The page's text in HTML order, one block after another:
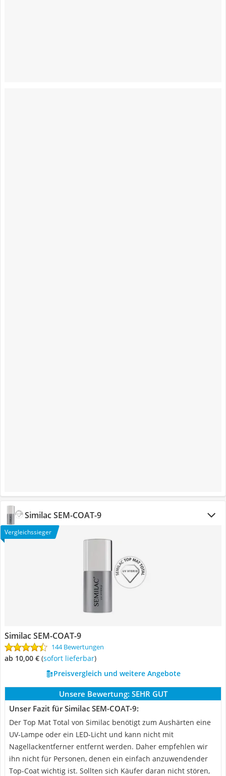
Similac SEM-COAT-9
Vergleichssieger
Similac SEM-COAT-9
144 Bewertungen
ab 10,00 € ( Sofort lieferbar)
Preisvergleich und weitere Angebote
Unsere Bewertung: SEHR GUT
Unser Fazit für Similac SEM-COAT-9:
Der Top Mat Total von Similac benötigt zum Aushärten eine
UV-Lampe oder ein LED-Licht und kann nicht mit
Nagellackentferner entfernt werden. Daher empfehlen wir
ihn nicht für Personen, denen ein einfach anzuwendender
Top-Coat wichtig ist. Sollten sich Käufer daran nicht stören,